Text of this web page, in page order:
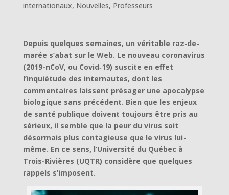
internationaux, Nouvelles, Professeurs
Depuis quelques semaines, un véritable raz-de-
marée s’abat sur le Web. Le nouveau coronavirus
(2019-nCoV, ou Covid‑19) suscite en effet
l’inquiétude des internautes, dont les
commentaires laissent présager une apocalypse
biologique sans précédent. Bien que les enjeux
de santé publique doivent toujours être pris au
sérieux, il semble que la peur du virus soit
désormais plus contagieuse que le virus lui-
même. En ce sens, l’Université du Québec à
Trois-Rivières (UQTR) considère que quelques
rappels s’imposent.